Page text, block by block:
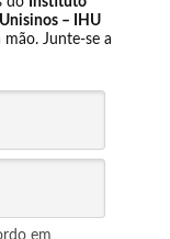
– IHU
Junte-se a
em